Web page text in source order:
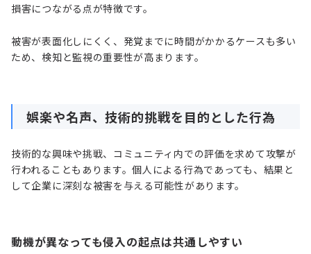
損害につながる点が特徴です。
被害が表面化しにくく、発覚までに時間がかかるケースも多い
ため、検知と監視の重要性が高まります。
娯楽や名声、技術的挑戦を目的とした行為
技術的な興味や挑戦、コミュニティ内での評価を求めて攻撃が
行われることもあります。個人による行為であっても、結果と
して企業に深刻な被害を与える可能性があります。
動機が異なっても侵入の起点は共通しやすい